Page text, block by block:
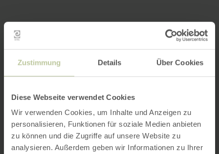
Zustimmung Details Über Cookies
Diese Webseite verwendet Cookies
Wir verwenden Cookies, um Inhalte und Anzeigen zu
personalisieren, Funktionen für soziale Medien anbieten
zu können und die Zugriffe auf unsere Website zu
analysieren. Außerdem geben wir Informationen zu Ihrer